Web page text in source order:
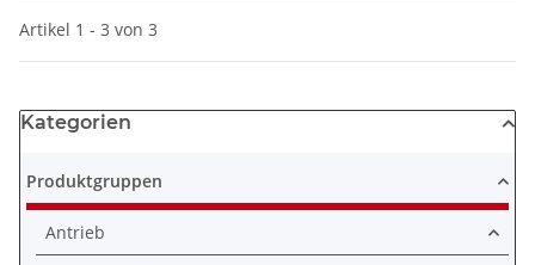
Artikel 1 - 3 von 3
Kategorien
Produktgruppen
Antrieb